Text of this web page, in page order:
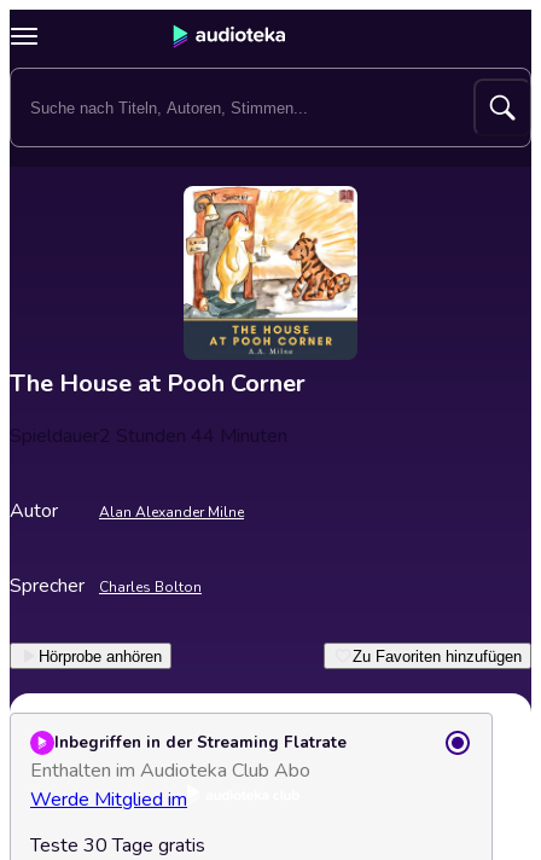
The House at Pooh Corner
Spieldauer2 Stunden 44 Minuten
Autor Alan Alexander Milne
Sprecher Charles Bolton
Hörprobe anhören Zu Favoriten hinzufügen
Inbegriffen in der Streaming Flatrate
Enthalten im Audioteka Club Abo
Werde Mitglied im
Teste 30 Tage gratis